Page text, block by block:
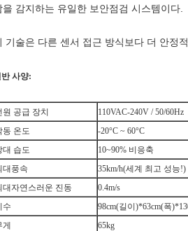
을 감지하는 유일한 보안점검 시스템이다.
기술은 다른 센서 접근 방식보다 더 안정
사양:
원 공급 장치
110VAC-240V / 50/60Hz
동 온도
-20°C ~ 60°C
대 습도
10~90% 비응축
대풍속
35km/h(세계 최고 성능!)
대자연스러운 진동
0.4m/s
수
98cm(길이)*63cm(폭
65kg